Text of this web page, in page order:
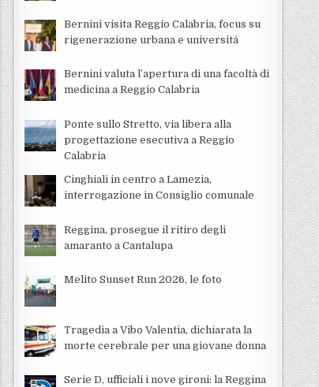
Bernini visita Reggio Calabria, focus su
rigenerazione urbana e universitá
Bernini valuta l’apertura di una facoltà di
medicina a Reggio Calabria
Ponte sullo Stretto, via libera alla
progettazione esecutiva a Reggio
Calabria
Cinghiali in centro a Lamezia,
interrogazione in Consiglio comunale
Reggina, prosegue il ritiro degli
amaranto a Cantalupa
Melito Sunset Run 2026, le foto
Tragedia a Vibo Valentia, dichiarata la
morte cerebrale per una giovane donna
Serie D, ufficiali i nove gironi: la Reggina